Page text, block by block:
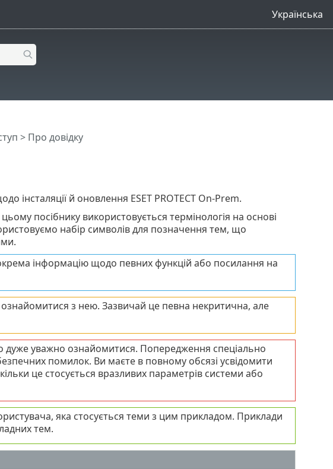
Українська
> Про довідку
інсталяції й оновлення ESET PROTECT On-Prem.
посібнику використовується термінологія на основі
набір символів для позначення тем, що
інформацію щодо певних функцій або посилання на
з нею. Зазвичай це певна некритична, але
дуже уважно ознайомитися. Попередження спеціально
помилок. Ви маєте в повному обсязі усвідомити
це стосується вразливих параметрів системи або
яка стосується теми з цим прикладом. Приклади
тем.